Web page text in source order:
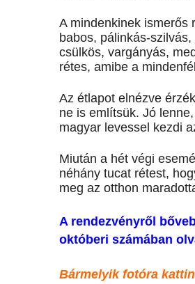
A mindenkinek ismerős
babos, pálinkás-
csülkös, vargányás,
rétes, amibe a
Az étlapot elnézve
ne is említsük. Jó
magyar levessel kezdi
Miután a hét végi
néhány tucat rétest,
meg az otthon
A rendezvényről
októberi számában
Bármelyik fotóra